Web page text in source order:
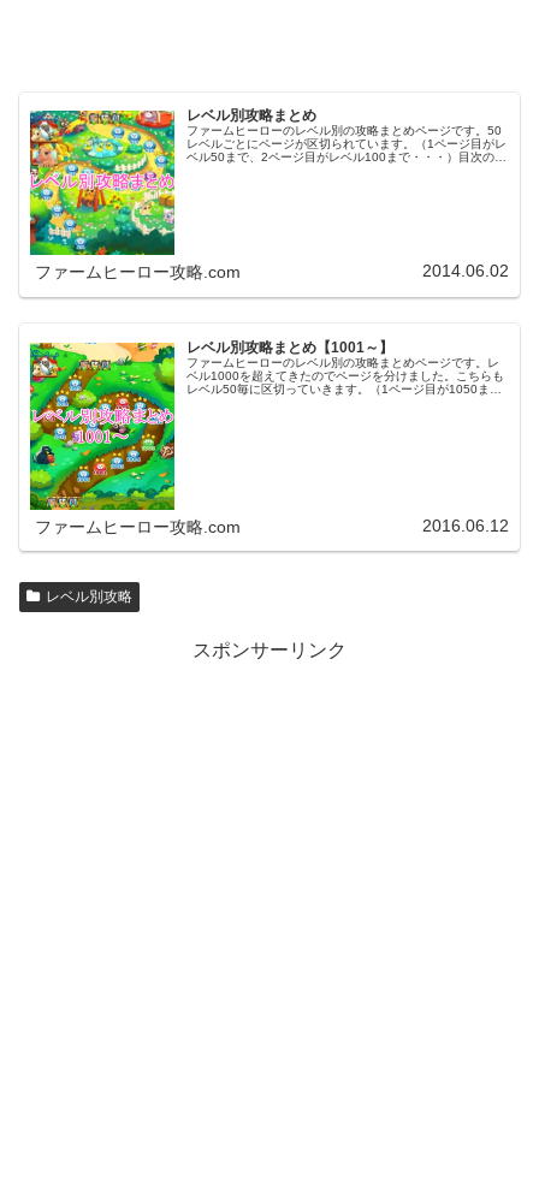
レベル別攻略まとめ
ファームヒーローのレベル別の攻略まとめページです。50
レベルごとにページが区切られています。（1ページ目がレ
ベル50まで、2ページ目がレベル100まで・・・）目次のリ
ファームヒーロー攻略.com 2014.06.02
レベル別攻略まとめ【1001～】
ファームヒーローのレベル別の攻略まとめページです。レ
ベル1000を超えてきたのでページを分けました。こちらも
レベル50毎に区切っていきます。（1ページ目が1050ま
ファームヒーロー攻略.com 2016.06.12
レベル別攻略
スポンサーリンク